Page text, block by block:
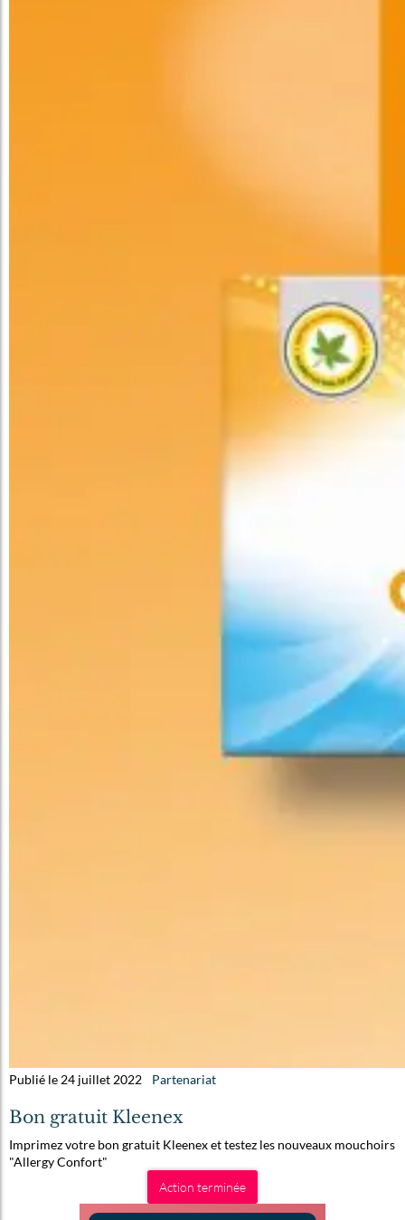
Publié le 24 juillet 2022 Partenariat
Bon gratuit Kleenex
Imprimez votre bon gratuit Kleenex et testez les nouveaux mouchoirs
"Allergy Confort"
Action terminée